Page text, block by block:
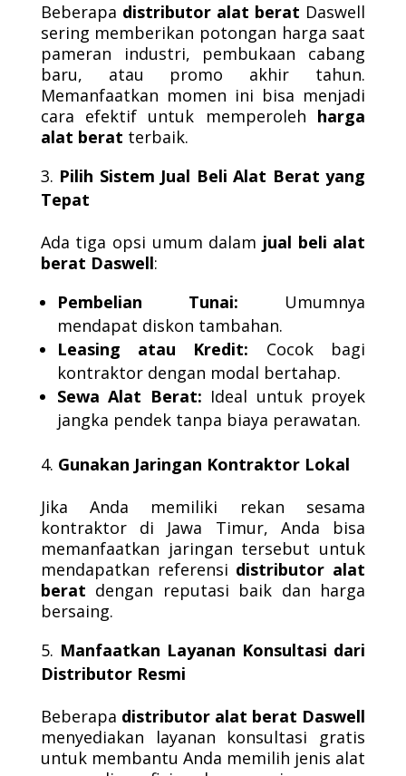
Beberapa distributor alat berat Daswell
sering memberikan potongan harga saat
pameran industri, pembukaan cabang
baru, atau promo akhir tahun.
Memanfaatkan momen ini bisa menjadi
cara efektif untuk memperoleh harga
alat berat terbaik.
Pilih Sistem Jual Beli Alat Berat yang
Tepat
Ada tiga opsi umum dalam jual beli alat
berat Daswell:
Pembelian Tunai: Umumnya
mendapat diskon tambahan.
Leasing atau Kredit: Cocok bagi
kontraktor dengan modal bertahap.
Sewa Alat Berat: Ideal untuk proyek
jangka pendek tanpa biaya perawatan.
Gunakan Jaringan Kontraktor Lokal
Jika Anda memiliki rekan sesama
kontraktor di Jawa Timur, Anda bisa
memanfaatkan jaringan tersebut untuk
mendapatkan referensi distributor alat
berat dengan reputasi baik dan harga
bersaing.
Manfaatkan Layanan Konsultasi dari
Distributor Resmi
Beberapa distributor alat berat Daswell
menyediakan layanan konsultasi gratis
untuk membantu Anda memilih jenis alat